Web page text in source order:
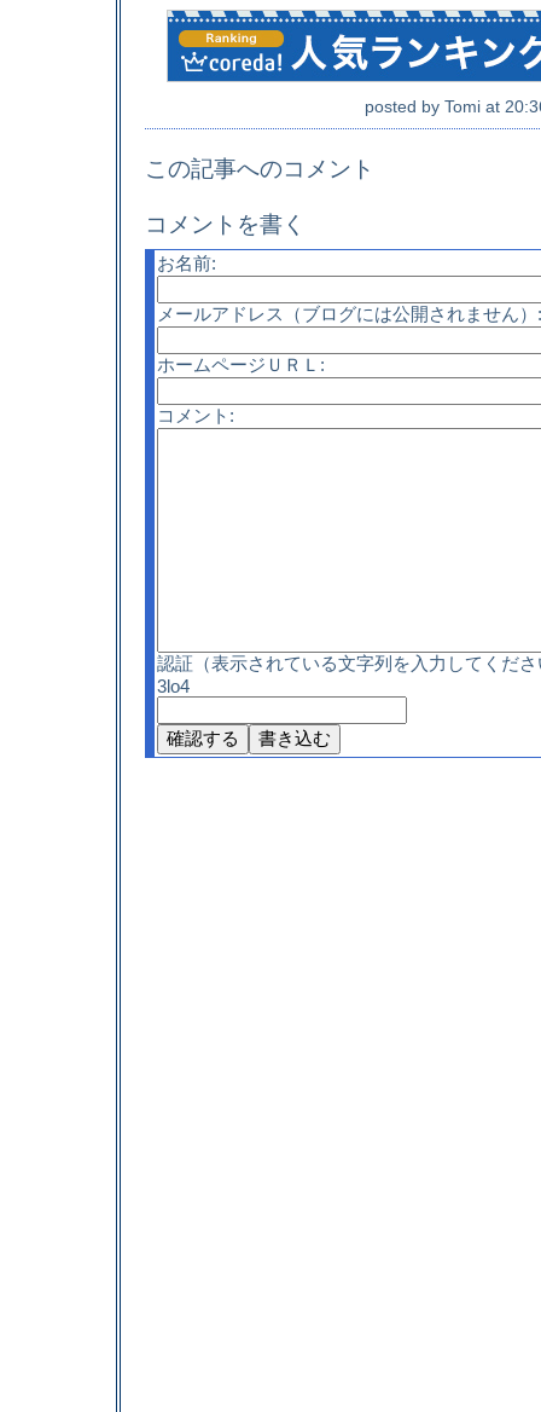
posted by Tomi at
この記事へのコメント
コメントを書く
お名前:
メールアドレス（ブログには公開されません）:
ホームページＵＲＬ:
コメント:
認証（表示されている文字列を入力してくだ
3lo4